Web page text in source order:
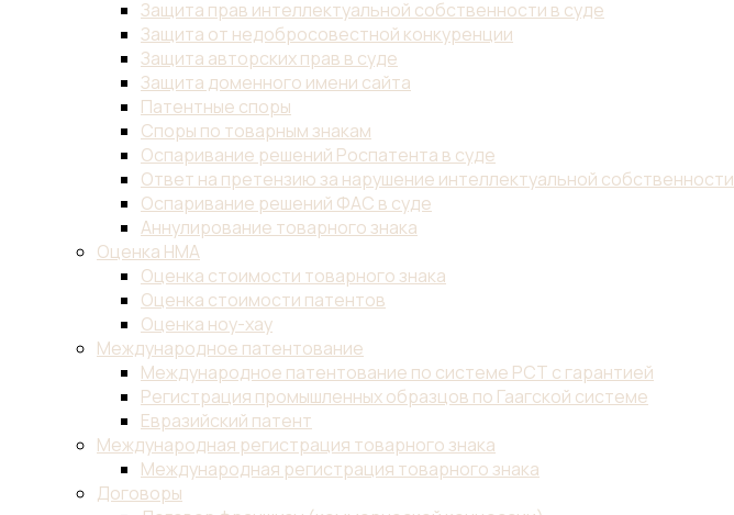
Защита прав интеллектуальной собственности в суде
Защита от недобросовестной конкуренции
Защита авторских прав в суде
Защита доменного имени сайта
Патентные споры
Споры по товарным знакам
Оспаривание решений Роспатента в суде
Ответ на претензию за нарушение интеллектуальной собственности
Оспаривание решений ФАС в суде
Аннулирование товарного знака
Оценка НМА
Оценка стоимости товарного знака
Оценка стоимости патентов
Оценка ноу-хау
Международное патентование
Международное патентование по системе PCT с гарантией
Регистрация промышленных образцов по Гаагской системе
Евразийский патент
Международная регистрация товарного знака
Международная регистрация товарного знака
Договоры